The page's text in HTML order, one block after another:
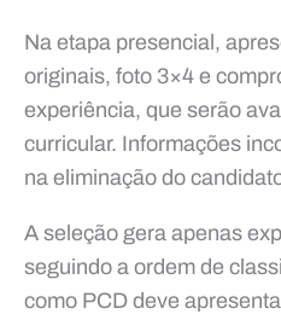
Na etapa presencial,
originais, foto 3×4 e
experiência, que serão
curricular. Informações
na eliminação do
A seleção gera apenas
seguindo a ordem de
como PCD deve